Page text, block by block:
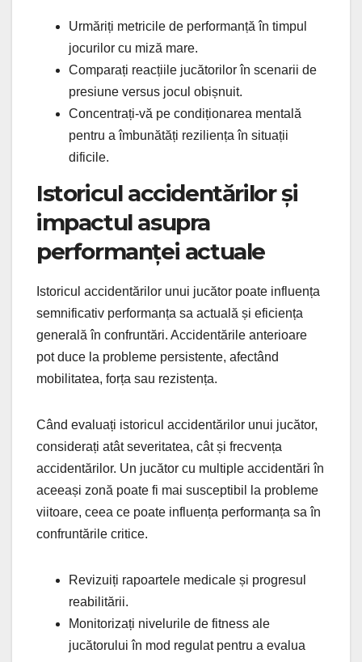
Urmăriți metricile de performanță în timpul
jocurilor cu miză mare.
Comparați reacțiile jucătorilor în scenarii de
presiune versus jocul obișnuit.
Concentrați-vă pe condiționarea mentală
pentru a îmbunătăți reziliența în situații
dificile.
Istoricul accidentărilor și
impactul asupra
performanței actuale
Istoricul accidentărilor unui jucător poate influența
semnificativ performanța sa actuală și eficiența
generală în confruntări. Accidentările anterioare
pot duce la probleme persistente, afectând
mobilitatea, forța sau rezistența.
Când evaluați istoricul accidentărilor unui jucător,
considerați atât severitatea, cât și frecvența
accidentărilor. Un jucător cu multiple accidentări în
aceeași zonă poate fi mai susceptibil la probleme
viitoare, ceea ce poate influența performanța sa în
confruntările critice.
Revizuiți rapoartele medicale și progresul
reabilitării.
Monitorizați nivelurile de fitness ale
jucătorului în mod regulat pentru a evalua